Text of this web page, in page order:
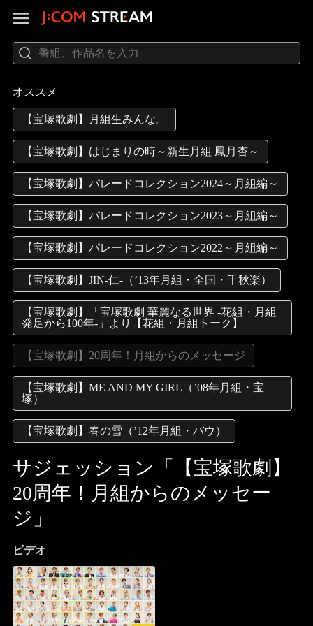
オススメ
【宝塚歌劇】月組生みんな。
【宝塚歌劇】はじまりの時～新生月組 鳳月杏～
【宝塚歌劇】パレードコレクション2024～月組編～
【宝塚歌劇】パレードコレクション2023～月組編～
【宝塚歌劇】パレードコレクション2022～月組編～
【宝塚歌劇】JIN-仁-（’13年月組・全国・千秋楽）
【宝塚歌劇】「宝塚歌劇 華麗なる世界 -花組・月組
発足から100年-」より【花組・月組トーク】
【宝塚歌劇】20周年！月組からのメッセージ
【宝塚歌劇】ME AND MY GIRL（’08年月組・宝
塚）
【宝塚歌劇】春の雪（’12年月組・バウ）
サジェッション「【宝塚歌劇】
20周年！月組からのメッセー
ジ」
ビデオ